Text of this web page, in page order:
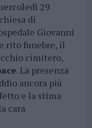
29
di
Giovanni
rito funebre, il
cimitero,
. La presenza
ancora più
e la stima
cara